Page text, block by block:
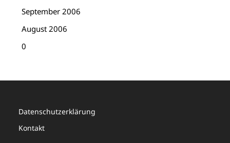
September 2006
August 2006
0
Datenschutzerklärung
Kontakt